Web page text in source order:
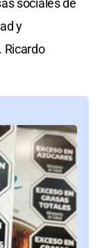
y
Ricardo